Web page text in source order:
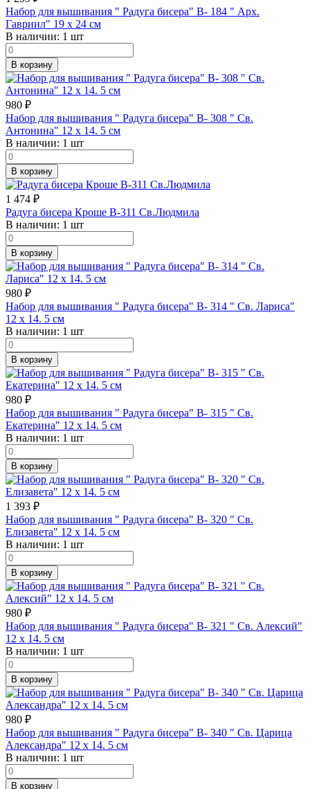
Набор для вышивания " Радуга бисера" В- 184 " Арх.
Гавриил" 19 х 24 см
В наличии: 1 шт
В корзину
980 ₽
Набор для вышивания " Радуга бисера" В- 308 " Св.
Антонина" 12 х 14. 5 см
В наличии: 1 шт
В корзину
1 474 ₽
Радуга бисера Кроше В-311 Св.Людмила
В наличии: 1 шт
В корзину
980 ₽
Набор для вышивания " Радуга бисера" В- 314 " Св. Лариса"
12 х 14. 5 см
В наличии: 1 шт
В корзину
980 ₽
Набор для вышивания " Радуга бисера" В- 315 " Св.
Екатерина" 12 х 14. 5 см
В наличии: 1 шт
В корзину
1 393 ₽
Набор для вышивания " Радуга бисера" В- 320 " Св.
Елизавета" 12 х 14. 5 см
В наличии: 1 шт
В корзину
980 ₽
Набор для вышивания " Радуга бисера" В- 321 " Св. Алексий"
12 х 14. 5 см
В наличии: 1 шт
В корзину
980 ₽
Набор для вышивания " Радуга бисера" В- 340 " Св. Царица
Александра" 12 х 14. 5 см
В наличии: 1 шт
В корзину